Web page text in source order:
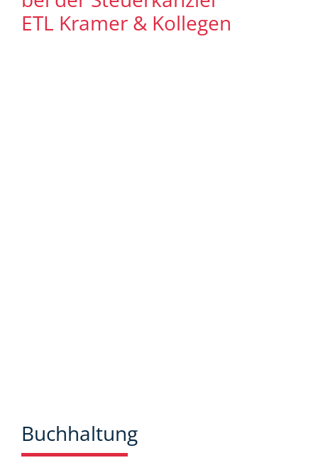
ETL Kramer & Kollegen
Buchhaltung